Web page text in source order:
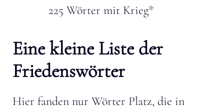
225 Wörter mit Krieg*
Eine kleine Liste der
Friedenswörter
Hier fanden nur Wörter Platz, die in